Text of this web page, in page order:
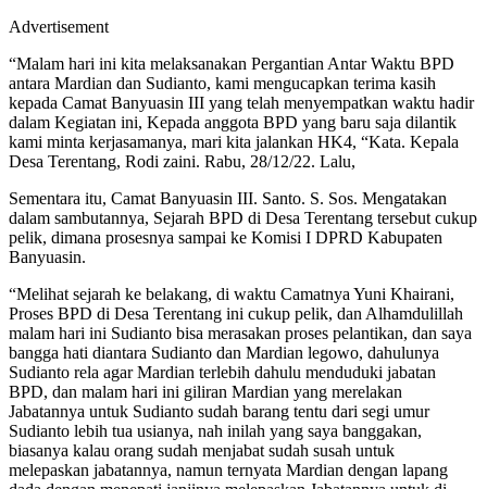
Advertisement
“Malam hari ini kita melaksanakan Pergantian Antar Waktu BPD
antara Mardian dan Sudianto, kami mengucapkan terima kasih
kepada Camat Banyuasin III yang telah menyempatkan waktu hadir
dalam Kegiatan ini, Kepada anggota BPD yang baru saja dilantik
kami minta kerjasamanya, mari kita jalankan HK4, “Kata. Kepala
Desa Terentang, Rodi zaini. Rabu, 28/12/22. Lalu,
Sementara itu, Camat Banyuasin III. Santo. S. Sos. Mengatakan
dalam sambutannya, Sejarah BPD di Desa Terentang tersebut cukup
pelik, dimana prosesnya sampai ke Komisi I DPRD Kabupaten
Banyuasin.
“Melihat sejarah ke belakang, di waktu Camatnya Yuni Khairani,
Proses BPD di Desa Terentang ini cukup pelik, dan Alhamdulillah
malam hari ini Sudianto bisa merasakan proses pelantikan, dan saya
bangga hati diantara Sudianto dan Mardian legowo, dahulunya
Sudianto rela agar Mardian terlebih dahulu menduduki jabatan
BPD, dan malam hari ini giliran Mardian yang merelakan
Jabatannya untuk Sudianto sudah barang tentu dari segi umur
Sudianto lebih tua usianya, nah inilah yang saya banggakan,
biasanya kalau orang sudah menjabat sudah susah untuk
melepaskan jabatannya, namun ternyata Mardian dengan lapang